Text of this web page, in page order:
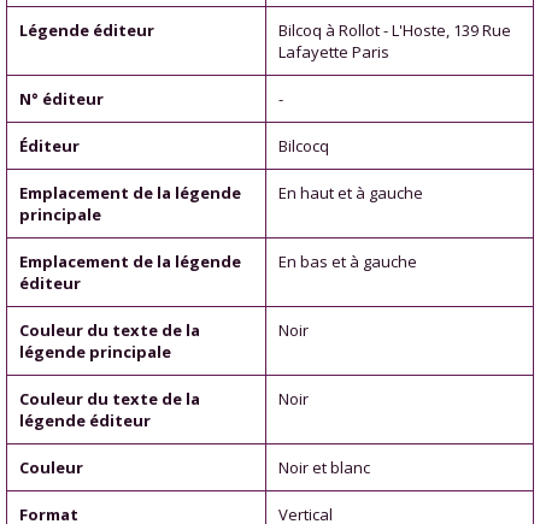
Légende éditeur
Bilcoq à Rollot - L'Hoste, 139 Rue
Lafayette Paris
N° éditeur -
Éditeur Bilcocq
Emplacement de la légende
principale
En haut et à gauche
Emplacement de la légende
éditeur
En bas et à gauche
Couleur du texte de la
légende principale
Noir
Couleur du texte de la
légende éditeur
Noir
Couleur Noir et blanc
Format Vertical